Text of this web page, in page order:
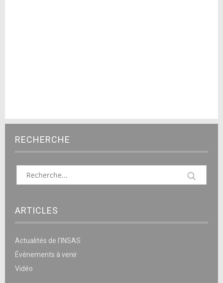
RECHERCHE
ARTICLES
Actualités de l’INSAS
Événements à venir
Vidéo